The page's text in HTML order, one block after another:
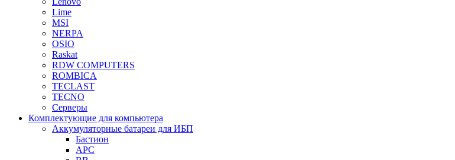
Lime
MSI
NERPA
OSIO
Raskat
RDW COMPUTERS
ROMBICA
TECLAST
TECNO
Серверы
Комплектующие для компьютера
Аккумуляторные батареи для ИБП
Бастион
APC